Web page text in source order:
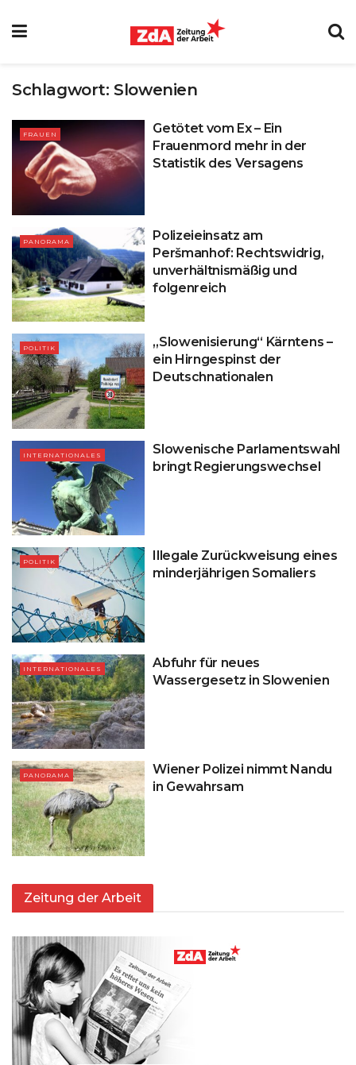
Schlagwort: Slowenien
FRAUEN
Getötet vom Ex – Ein
Frauenmord mehr in der
Statistik des Versagens
PANORAMA
Polizeieinsatz am
Peršmanhof: Rechtswidrig,
unverhältnismäßig und
folgenreich
POLITIK
„Slowenisierung“ Kärntens –
ein Hirngespinst der
Deutschnationalen
INTERNATIONALES
Slowenische Parlamentswahl
bringt Regierungswechsel
POLITIK
Illegale Zurückweisung eines
minderjährigen Somaliers
INTERNATIONALES
Abfuhr für neues
Wassergesetz in Slowenien
PANORAMA
Wiener Polizei nimmt Nandu
in Gewahrsam
Zeitung der Arbeit